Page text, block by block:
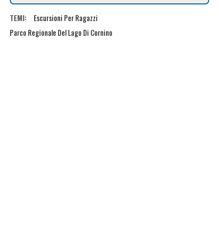
TEMI:
Escursioni Per Ragazzi
Parco Regionale Del Lago Di Cornino